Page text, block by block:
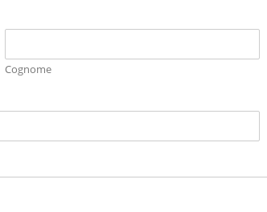
Cognome